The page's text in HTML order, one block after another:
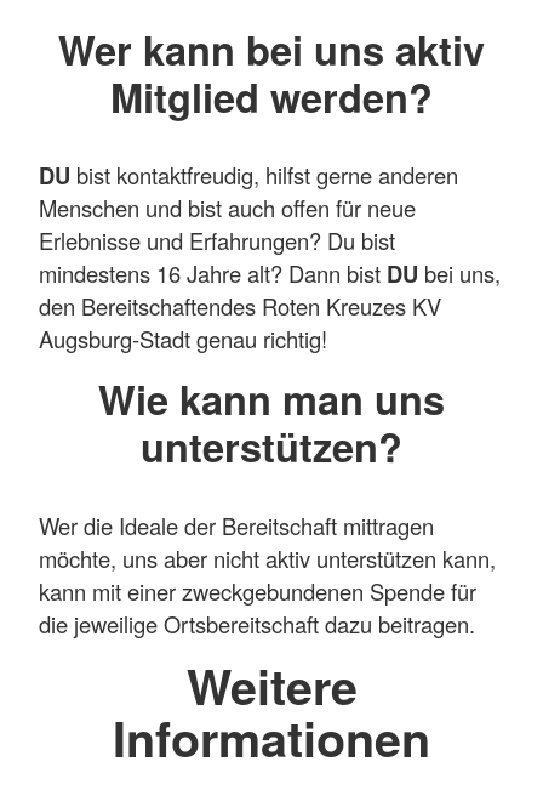
Wer kann bei uns aktiv
Mitglied werden?
DU bist kontaktfreudig, hilfst gerne anderen
Menschen und bist auch offen für neue
Erlebnisse und Erfahrungen? Du bist
mindestens 16 Jahre alt? Dann bist DU bei uns,
den Bereitschaftendes Roten Kreuzes KV
Augsburg-Stadt genau richtig!
Wie kann man uns
unterstützen?
Wer die Ideale der Bereitschaft mittragen
möchte, uns aber nicht aktiv unterstützen kann,
kann mit einer zweckgebundenen Spende für
die jeweilige Ortsbereitschaft dazu beitragen.
Weitere
Informationen